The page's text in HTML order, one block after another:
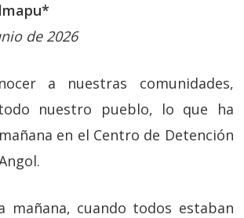
de 2026
a nuestras comunidades,
nuestro pueblo, lo que ha
en el Centro de Detención
mañana, cuando todos estaban